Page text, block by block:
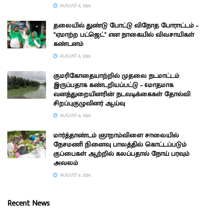
AUGUST 6, 2026
தலையில் துண்டு போட்டு விநோத போராட்டம் –
“ஏமாற்ற பட்ஜெட்” என நாகையில் விவசாயிகள்
கண்டனம்
AUGUST 6, 2026
குமரிகோதையாற்றில் முதலை நடமாட்டம்
இருப்பதாக கண்டறியப்பட்டு – 6மாதமாக
வனத்துறையினரின் நடவடிக்கைகள் தோல்வி
சிறப்புகுழுவினர் ஆய்வு
AUGUST 6, 2026
மார்த்தாண்டம் ஞாறாம்விளை சாலையில்
நேசமணி நினைவு பாலத்தில் கொட்டப்படும்
குப்பைகள் ஆற்றில் கலப்பதால் நோய் பரவும்
அவலம்
AUGUST 6, 2026
Recent News